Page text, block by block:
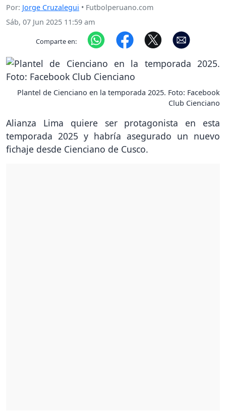
Por: Jorge Cruzalegui • Futbolperuano.com
Sáb, 07 Jun 2025 11:59 am
Comparte en:
Plantel de Cienciano en la temporada 2025. Foto: Facebook
Club Cienciano
Alianza Lima quiere ser protagonista en esta
temporada 2025 y habría asegurado un nuevo
fichaje desde Cienciano de Cusco.